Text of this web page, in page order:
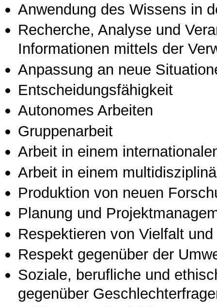
Anwendung des Wissens in
Recherche, Analyse und
Informationen mittels der
Anpassung an neue
Entscheidungsfähigkeit
Autonomes Arbeiten
Gruppenarbeit
Arbeit in einem
Arbeit in einem
Produktion von neuen
Planung und
Respektieren von Vielfalt
Respekt gegenüber der
Soziale, berufliche und
gegenüber